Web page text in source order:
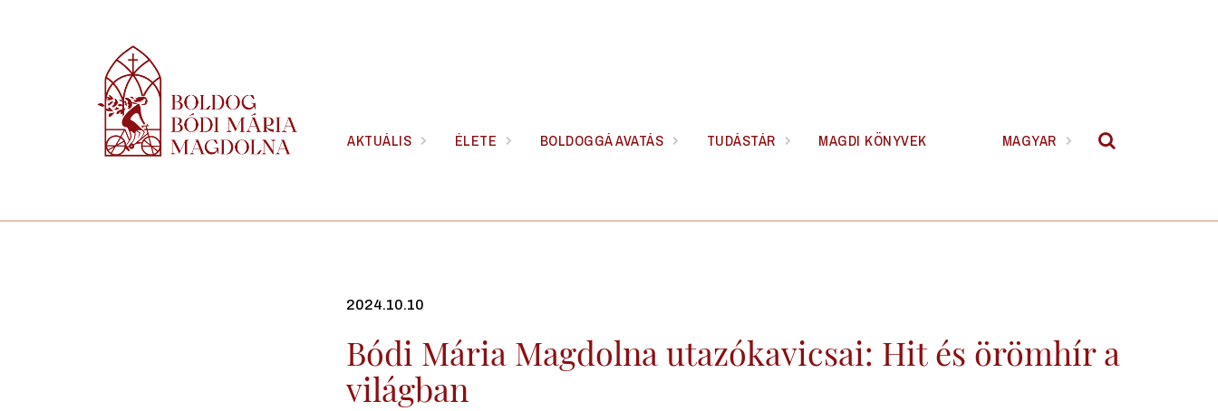
AKTUÁLIS ÉLETE BOLDOGGÁ AVATÁS TUDÁSTÁR MAGDI KÖNYVEK MAGYAR
2024.10.10
Bódi Mária Magdolna utazókavicsai: Hit és örömhír a
világban